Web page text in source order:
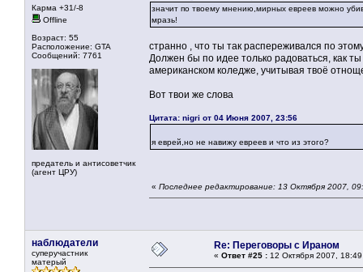
Карма +31/-8
Offline
Возраст: 55
Расположение: GTA
Сообщений: 7761
предатель и антисоветчик
(агент ЦРУ)
значит по твоему мнению,мирных евреев можно
мразь!
странно , что ты так распереживался по
Должен бы по идее только радоваться, как
американском коледже, учитывая твоё
Вот твои же слова
Цитата: nigri от 04 Июня 2007, 23:56
я еврей,но не навижу евреев и что из этого?
« Последнее редактирование: 13 Октября 2007,
наблюдатели
суперучастник
матерый
Re: Переговоры с Ираном
« Ответ #25 : 12 Октября 2007,